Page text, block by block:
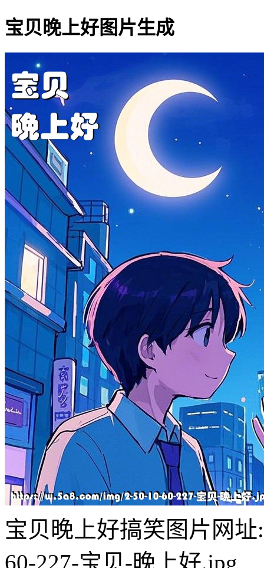
宝贝晚上好图片生成
宝贝晚上好搞笑图片网址
60-227-宝贝-晚上好.jpg